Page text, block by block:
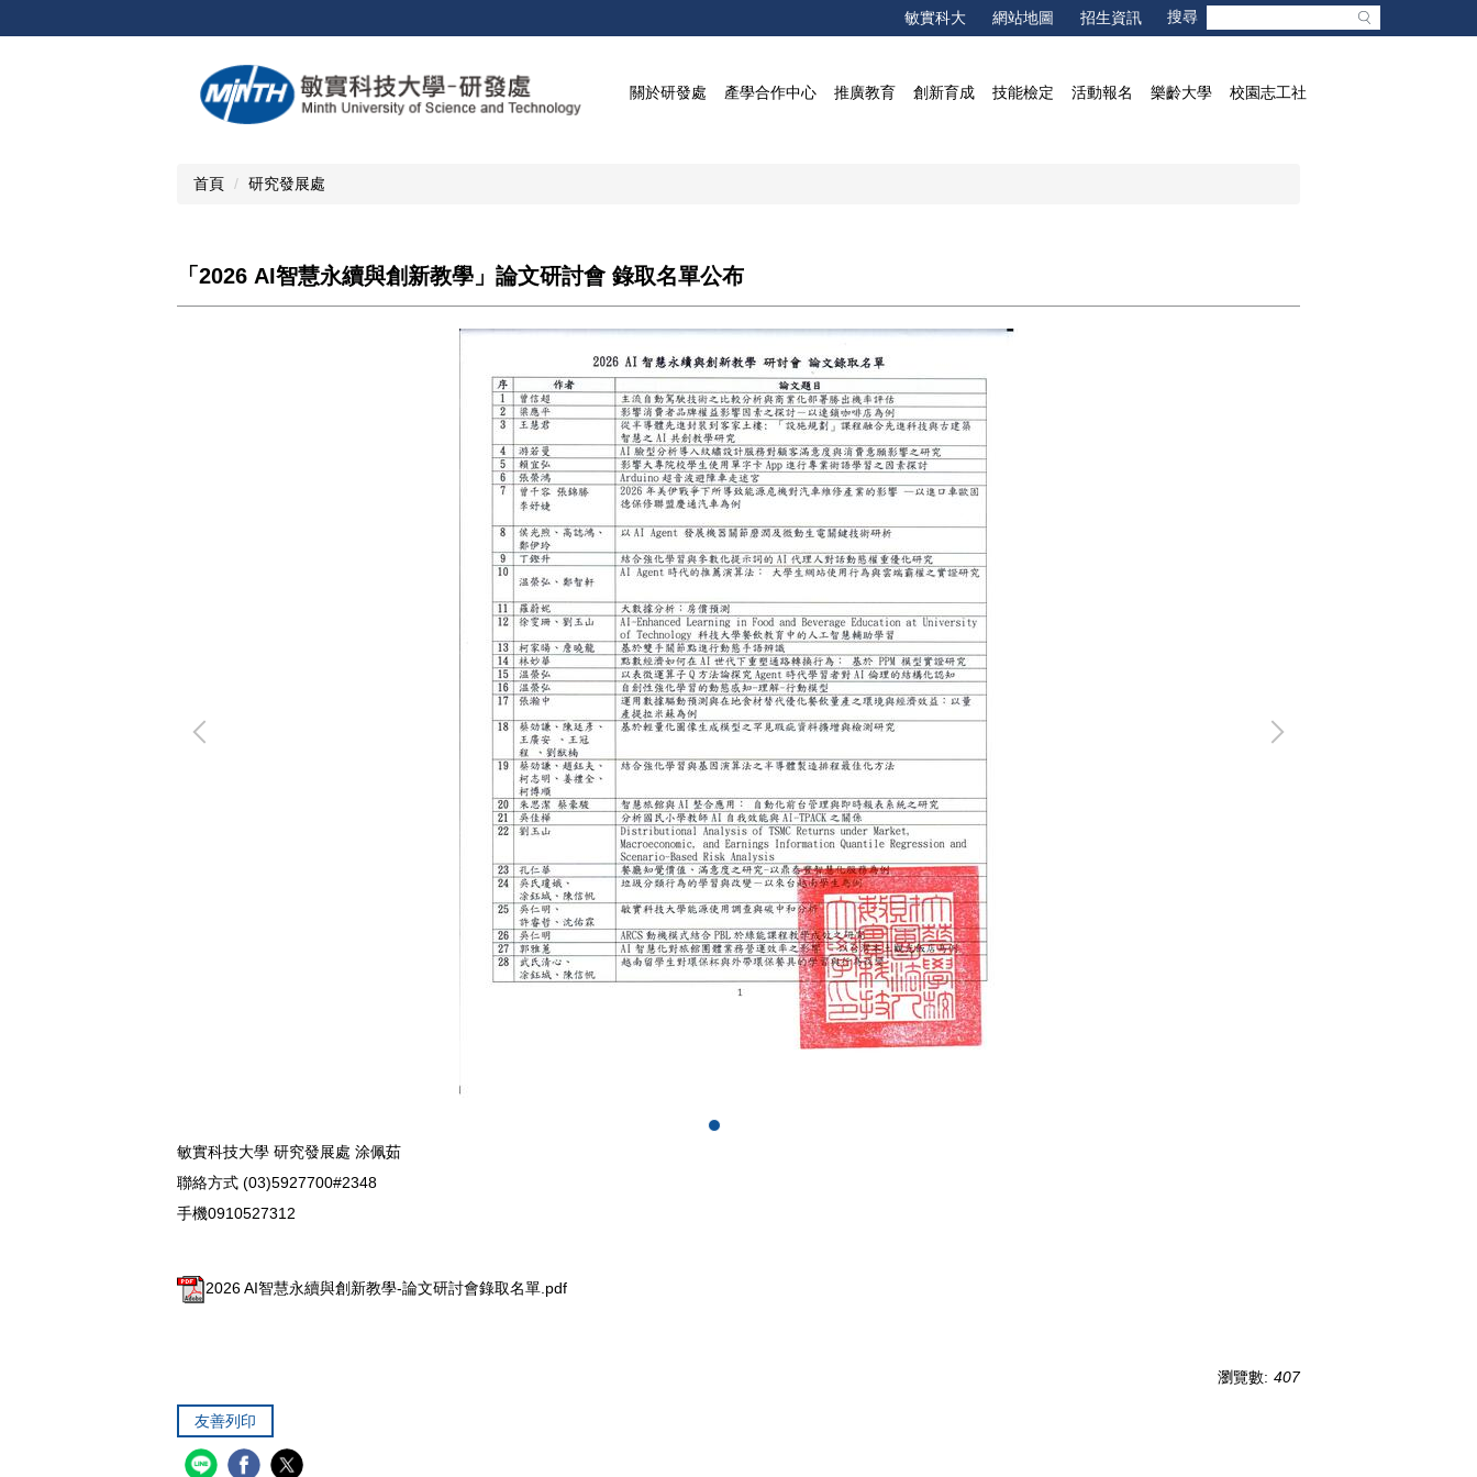
到
敏實科大 網站地圖 招生資訊
關於研發處 產學合作中心 推廣教育 創新育成 技能檢定 活動報名 樂齡大學 校園志工社
首頁 研究發展處
「2026 AI智慧永續與創新教學」論文研討會 錄取名單公布
敏實科技大學 研究發展處 涂佩茹
聯絡方式 (03)5927700#2348
手機0910527312
2026 AI智慧永續與創新教學-論文研討會錄取名單.pdf
瀏覽數: 407
友善列印